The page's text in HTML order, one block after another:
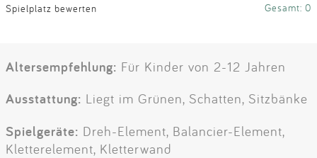
Spielplatz bewerten Gesamt: 0
Altersempfehlung: Für Kinder von 2-12 Jahren
Ausstattung: Liegt im Grünen, Schatten, Sitzbänke
Spielgeräte: Dreh-Element, Balancier-Element,
Kletterelement, Kletterwand